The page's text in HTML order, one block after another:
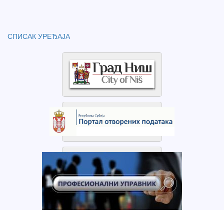
СПИСАК УРЕЂАЈА